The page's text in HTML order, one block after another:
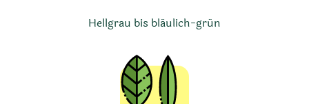
Hellgrau bis bläulich-grün